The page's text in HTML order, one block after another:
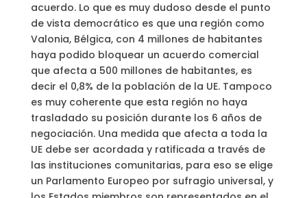
acuerdo. Lo que es muy dudoso desde el punto
de vista democrático es que una región como
Valonia, Bélgica, con 4 millones de habitantes
haya podido bloquear un acuerdo comercial
que afecta a 500 millones de habitantes, es
decir el 0,8% de la población de la UE. Tampoco
es muy coherente que esta región no haya
trasladado su posición durante los 6 años de
negociación. Una medida que afecta a toda la
UE debe ser acordada y ratificada a través de
las instituciones comunitarias, para eso se elige
un Parlamento Europeo por sufragio universal, y